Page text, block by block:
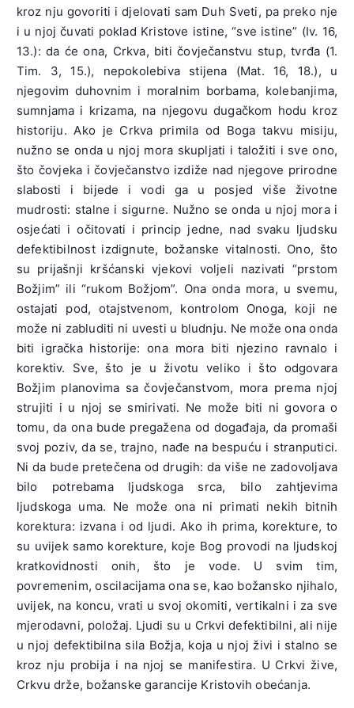
kroz nju govoriti i djelovati sam Duh Sveti, pa preko nje
i u njoj čuvati poklad Kristove istine, “sve istine” (Iv. 16,
13.): da će ona, Crkva, biti čovječanstvu stup, tvrđa (1.
Tim. 3, 15.), nepokolebiva stijena (Mat. 16, 18.), u
njegovim duhovnim i moralnim borbama, kolebanjima,
sumnjama i krizama, na njegovu dugačkom hodu kroz
historiju. Ako je Crkva primila od Boga takvu misiju,
nužno se onda u njoj mora skupljati i taložiti i sve ono,
što čovjeka i čovječanstvo izdiže nad njegove prirodne
slabosti i bijede i vodi ga u posjed više životne
mudrosti: stalne i sigurne. Nužno se onda u njoj mora i
osjećati i očitovati i princip jedne, nad svaku ljudsku
defektibilnost izdignute, božanske vitalnosti. Ono, što
su prijašnji kršćanski vjekovi voljeli nazivati “prstom
Božjim” ili “rukom Božjom”. Ona onda mora, u svemu,
ostajati pod, otajstvenom, kontrolom Onoga, koji ne
može ni zabluditi ni uvesti u bludnju. Ne može ona onda
biti igračka historije: ona mora biti njezino ravnalo i
korektiv. Sve, što je u životu veliko i što odgovara
Božjim planovima sa čovječanstvom, mora prema njoj
strujiti i u njoj se smirivati. Ne može biti ni govora o
tomu, da ona bude pregažena od događaja, da promaši
svoj poziv, da se, trajno, nađe na bespuću i stranputici.
Ni da bude pretečena od drugih: da više ne zadovoljava
bilo potrebama ljudskoga srca, bilo zahtjevima
ljudskoga uma. Ne može ona ni primati nekih bitnih
korektura: izvana i od ljudi. Ako ih prima, korekture, to
su uvijek samo korekture, koje Bog provodi na ljudskoj
kratkovidnosti onih, što je vode. U svim tim,
povremenim, oscilacijama ona se, kao božansko njihalo,
uvijek, na koncu, vrati u svoj okomiti, vertikalni i za sve
mjerodavni, položaj. Ljudi su u Crkvi defektibilni, ali nije
u njoj defektibilna sila Božja, koja u njoj živi i stalno se
kroz nju probija i na njoj se manifestira. U Crkvi žive,
Crkvu drže, božanske garancije Kristovih obećanja.